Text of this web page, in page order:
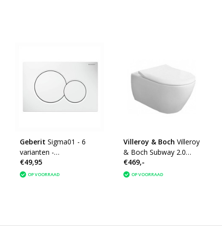
Geberit Sigma01 - 6
varianten -
Bedieningsplaat
€49,95
OP VOORRAAD
Villeroy & Boch Villeroy
& Boch Subway 2.0
wandcloset Wit
€469,-
OP VOORRAAD